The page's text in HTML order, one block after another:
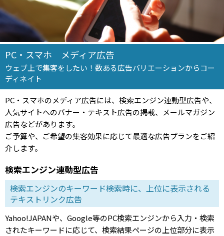
PC・スマホ メディア広告
ウェブ上で集客をしたい！数ある広告バリエーションからコー
ディネイト
PC・スマホのメディア広告には、検索エンジン連動型広告や、
人気サイトへのバナー・テキスト広告の掲載、メールマガジン
広告などがあります。
ご予算や、ご希望の集客効果に応じて最適な広告プランをご紹
介します。
検索エンジン連動型広告
検索エンジンのキーワード検索時に、上位に表示される
テキストリンク広告
Yahoo!JAPANや、Google等のPC検索エンジンから入力・検索
されたキーワードに応じて、検索結果ページの上位部分に表示